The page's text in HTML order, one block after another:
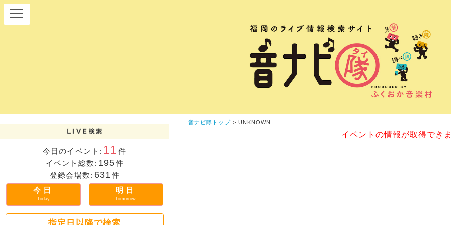
今日のイベント: 11 件
イベント総数: 195件
登録会場数: 631 件
今日
Today
明日
Tomorrow
指定日以降で検索
音ナビ隊トップ > UNKNOWN
イベントの情報が取得でき